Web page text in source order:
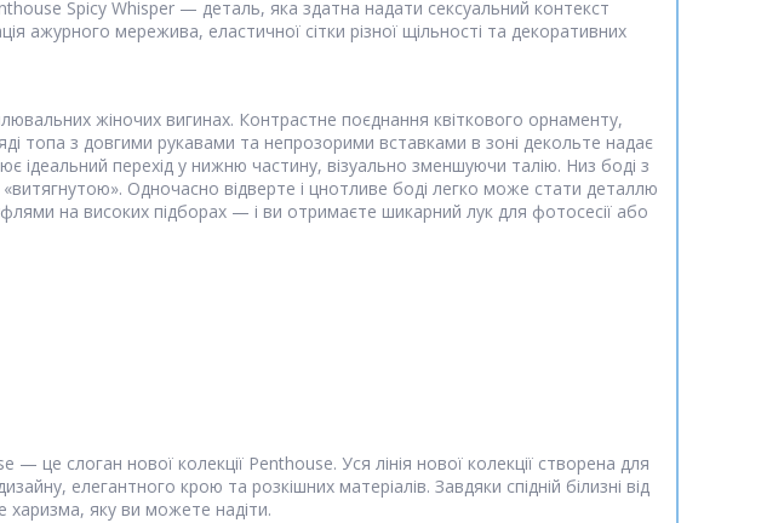
Spicy Whisper — деталь, яка здатна надати сексуальний контекст
ажурного мережива, еластичної сітки різної щільності та декоративних
жіночих вигинах. Контрастне поєднання квіткового орнаменту,
топа з довгими рукавами та непрозорими вставками в зоні декольте надає
ідеальний перехід у нижню частину, візуально зменшуючи талію. Низ боді з
Одночасно відверте і цнотливе боді легко може стати деталлю
на високих підборах — і ви отримаєте шикарний лук для фотосесії або
слоган нової колекції Penthouse. Уся лінія нової колекції створена для
елегантного крою та розкішних матеріалів. Завдяки спідній білизні від
яку ви можете надіти.